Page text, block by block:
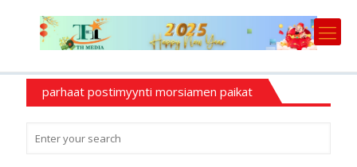
parhaat postimyynti morsiamen paikat